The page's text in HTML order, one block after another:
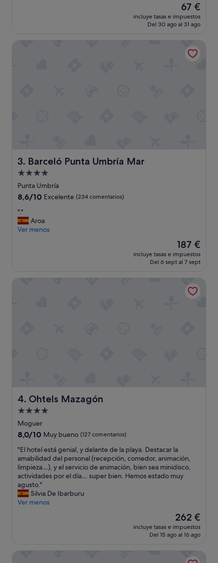
e
r
g
r
o
u
n
d
p
C
e
n
r
a
l
l
o
c
a
t
El
precio
actual
de
67 €
67 €
incluye tasas e impuestos
Del 30 ago al 31 ago
3. Barceló Punta Umbría Mar
Barceló Punta Umbría Mar
Alojamiento
de
4.0 estrellas
Punta Umbría
8.6
10,
Excelente,
(234 comentarios)
8,6/10 Excelente (234 comentarios)
"
.
"
"."
Aroa
Ver menos
El
precio
actual
de
187 €
187 €
incluye tasas e impuestos
Del 6 sept al 7 sept
4. Ohtels Mazagón
Ohtels Mazagón
Alojamiento
de
4.0 estrellas
Moguer
8.0
10,
Muy
bueno,
(127 comentarios)
8,0/10 Muy bueno (127 comentarios)
"
E
l
h
o
t
e
"El hotel está genial, y delante de la playa. Destacar la
amabilidad del personal (recepción, comedor, animación,
limpieza…), y el servicio de animación, bien sea minidisco,
actividades por el día… super bien. Hemos estado muy
agusto."
Silvia De Ibarburu
Ver menos
El
precio
actual
de
262 €
262 €
incluye tasas e impuestos
Del 15 ago al 16 ago